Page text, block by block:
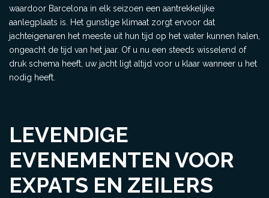
waardoor Barcelona in elk seizoen een aantrekkelijke
aanlegplaats is. Het gunstige klimaat zorgt ervoor dat
jachteigenaren het meeste uit hun tijd op het water kunnen halen,
ongeacht de tijd van het jaar. Of u nu een steeds wisselend of
druk schema heeft, uw jacht ligt altijd voor u klaar wanneer u het
nodig heeft.
LEVENDIGE
EVENEMENTEN VOOR
EXPATS EN ZEILERS